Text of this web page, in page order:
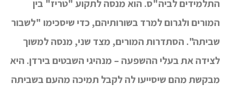
התלמידים לביה"ס. הוא מנסה לתקוע "טריז" בין
המורים ולגרום למרד בשורותיהם, כדי שיסכימו "לשבור
שביתה". הסתדרות המורים, מצד שני, מנסה למשוך
לצידה את בעלי ההשפעה – מנהיגי השבטים בירדן. היא
מבקשת מהם שיסייעו לה לקבל תמיכה מהעם בשביתה